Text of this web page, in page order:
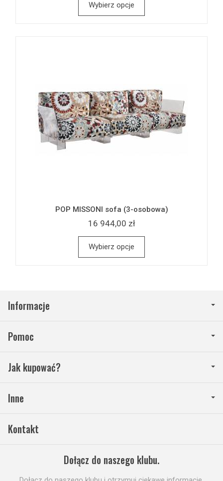
Wybierz opcje
POP MISSONI sofa (3-osobowa)
16 944,00 zł
Wybierz opcje
Informacje
Pomoc
Jak kupować?
Inne
Kontakt
Dołącz do naszego klubu.